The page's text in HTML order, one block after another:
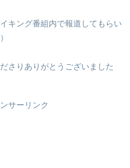
キング番組内で報道してもらい
さりありがとうございました
サーリンク